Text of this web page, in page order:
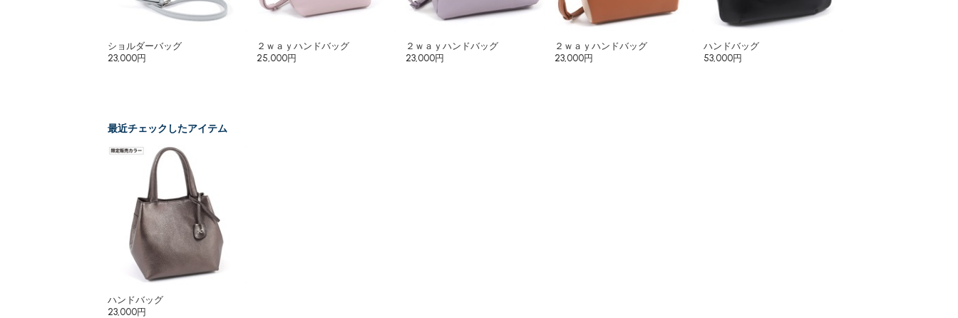
ショルダーバッグ
23,000円
２ｗａｙハンドバッグ
25,000円
２ｗａｙハンドバッグ
23,000円
２ｗａｙハンドバッグ
23,000円
ハンドバッグ
53,000円
最近チェックしたアイテム
ハンドバッグ
23,000円